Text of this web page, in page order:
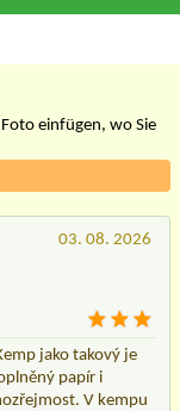
einfügen, wo Sie
03. 08. 2026
jako takový je
papír i
V kempu